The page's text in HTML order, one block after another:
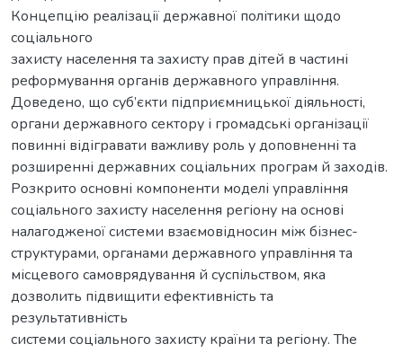
Концепцію реалізації державної політики щодо
соціального
захисту населення та захисту прав дітей в частині
реформування органів державного управління.
Доведено, що суб’єкти підприємницької діяльності,
органи державного сектору і громадські організації
повинні відігравати важливу роль у доповненні та
розширенні державних соціальних програм й заходів.
Розкрито основні компоненти моделі управління
соціального захисту населення регіону на основі
налагодженої системи взаємовідносин між бізнес-
структурами, органами державного управління та
місцевого самоврядування й суспільством, яка
дозволить підвищити ефективність та
результативність
системи соціального захисту країни та регіону. The